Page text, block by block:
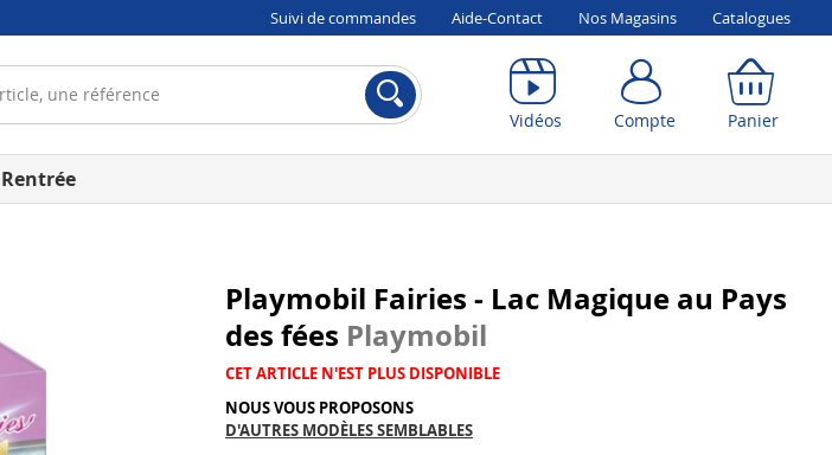
Suivi de commandes Aide-Contact Nos Magasins Catalogues
Vidéos Compte Panier
Rentrée
Playmobil Fairies - Lac Magique au Pays
des fées Playmobil
CET ARTICLE N'EST PLUS DISPONIBLE
NOUS VOUS PROPOSONS
D'AUTRES MODÈLES SEMBLABLES
Compte Panier